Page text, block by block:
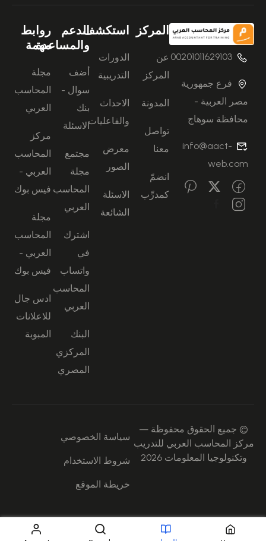
00201011629103
فرع جمهورية
مصر العربية -
محافظة سوهاج
info@aact-
web.com
المركز
عن
المركز
المدونة
تواصل
معنا
انضمّ
كمدرِّب
استكشف
الدورات
التدريبية
الاحداث
والفاعليات
معرض
الصور
الاسئلة
الشائعة
الدعم
والمساعدة
أضف
سوال -
بنك
الاسئلة
مجتمع
مجلة
المحاسب
العربي
اشترك
في
واتساب
المحاسب
العربي
البنك
المركزي
المصري
روابط
مهمة
مجلة
المحاسب
العربي
مركز
المحاسب
العربي -
فيس بوك
مجلة
المحاسب
العربي -
فيس بوك
ادس جال
للاعلانات
المبوبة
© جميع الحقوق محفوظة —
مركز المحاسب العربي للتدريب
وتكنولوجيا المعلومات 2026
سياسة الخصوصي
شروط الاستخدام
خريطة الموقع